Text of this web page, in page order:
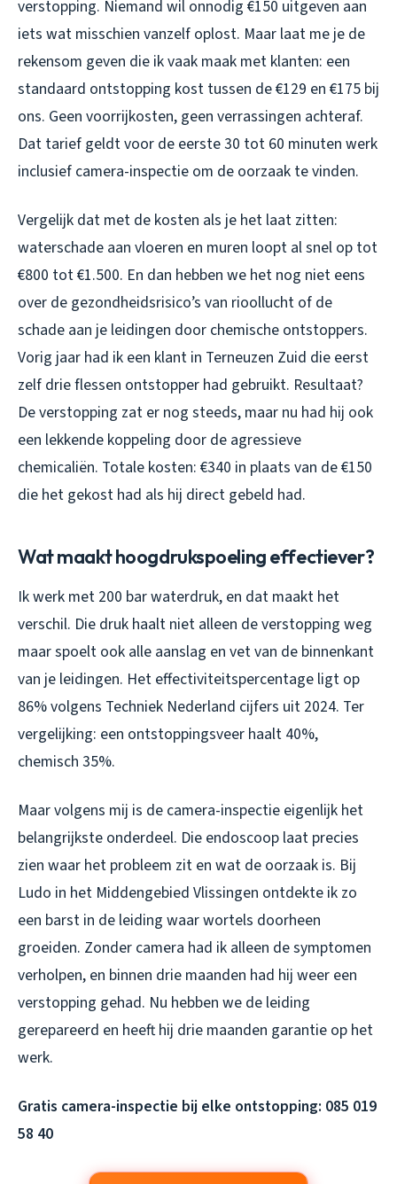
verstopping. Niemand wil onnodig €150 uitgeven aan
iets wat misschien vanzelf oplost. Maar laat me je de
rekensom geven die ik vaak maak met klanten: een
standaard ontstopping kost tussen de €129 en €175 bij
ons. Geen voorrijkosten, geen verrassingen achteraf.
Dat tarief geldt voor de eerste 30 tot 60 minuten werk
inclusief camera-inspectie om de oorzaak te vinden.
Vergelijk dat met de kosten als je het laat zitten:
waterschade aan vloeren en muren loopt al snel op tot
€800 tot €1.500. En dan hebben we het nog niet eens
over de gezondheidsrisico’s van rioollucht of de
schade aan je leidingen door chemische ontstoppers.
Vorig jaar had ik een klant in Terneuzen Zuid die eerst
zelf drie flessen ontstopper had gebruikt. Resultaat?
De verstopping zat er nog steeds, maar nu had hij ook
een lekkende koppeling door de agressieve
chemicaliën. Totale kosten: €340 in plaats van de €150
die het gekost had als hij direct gebeld had.
Wat maakt hoogdrukspoeling effectiever?
Ik werk met 200 bar waterdruk, en dat maakt het
verschil. Die druk haalt niet alleen de verstopping weg
maar spoelt ook alle aanslag en vet van de binnenkant
van je leidingen. Het effectiviteitspercentage ligt op
86% volgens Techniek Nederland cijfers uit 2024. Ter
vergelijking: een ontstoppingsveer haalt 40%,
chemisch 35%.
Maar volgens mij is de camera-inspectie eigenlijk het
belangrijkste onderdeel. Die endoscoop laat precies
zien waar het probleem zit en wat de oorzaak is. Bij
Ludo in het Middengebied Vlissingen ontdekte ik zo
een barst in de leiding waar wortels doorheen
groeiden. Zonder camera had ik alleen de symptomen
verholpen, en binnen drie maanden had hij weer een
verstopping gehad. Nu hebben we de leiding
gerepareerd en heeft hij drie maanden garantie op het
werk.
Gratis camera-inspectie bij elke ontstopping: 085 019
58 40